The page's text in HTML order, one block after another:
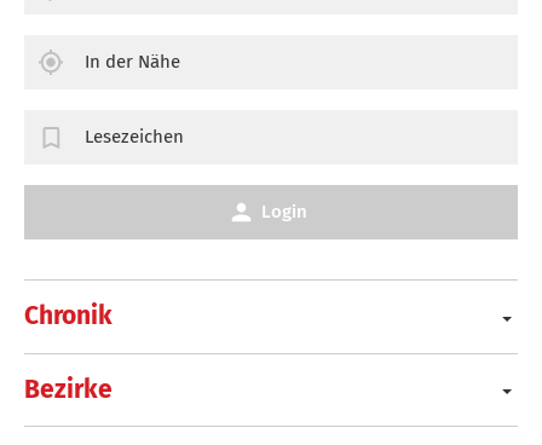
Chronik
Bezirke
In der Nähe
Lesezeichen
Login